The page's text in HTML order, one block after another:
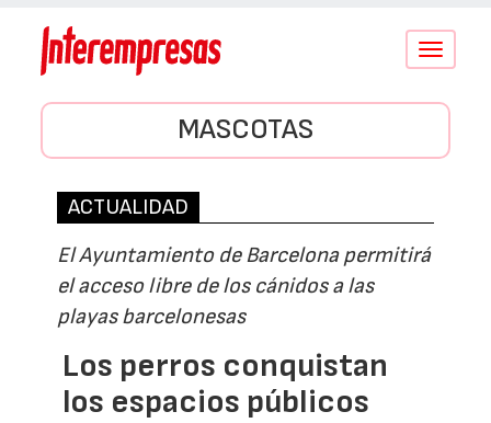
Conmutar
MASCOTAS
ACTUALIDAD
El Ayuntamiento de Barcelona permitirá
el acceso libre de los cánidos a las
playas barcelonesas
Los perros conquistan
los espacios públicos